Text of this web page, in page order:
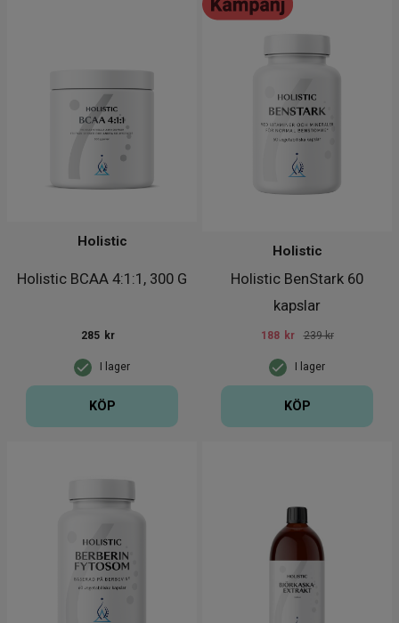
Holistic BCAA 4:1:1, 300 G
Holistic
I lager
285 kr
KÖP
Holistic BenStark 60
kapslar
Holistic
I lager
188 kr 239 kr
KÖP